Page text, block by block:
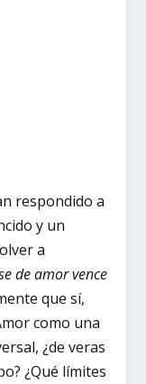
respondido a
y un
a
de amor vence
que sí,
como una
¿de veras
¿Qué límites